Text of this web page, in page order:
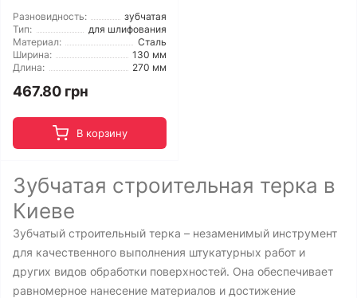
Разновидность:
зубчатая
Тип:
для шлифования
Материал:
Сталь
Ширина:
130 мм
Длина:
270 мм
467.80 грн
В корзину
Зубчатая строительная терка в
Киеве
Зубчатый строительный терка – незаменимый инструмент
для качественного выполнения штукатурных работ и
других видов обработки поверхностей. Она обеспечивает
равномерное нанесение материалов и достижение